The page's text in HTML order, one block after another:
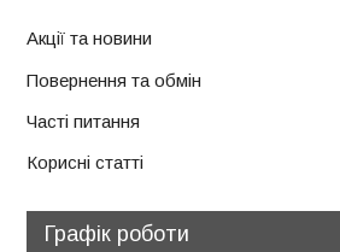
Акції та новини
Повернення та обмін
Часті питання
Корисні статті
Графік роботи